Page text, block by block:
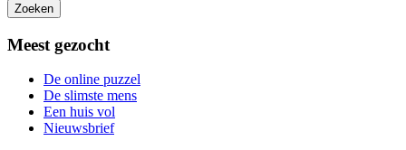
Zoeken
Meest gezocht
De online puzzel
De slimste mens
Een huis vol
Nieuwsbrief